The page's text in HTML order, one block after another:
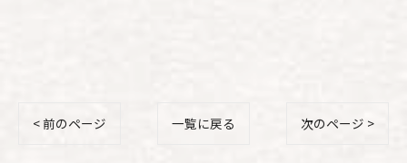
< 前のページ 一覧に戻る 次のページ >